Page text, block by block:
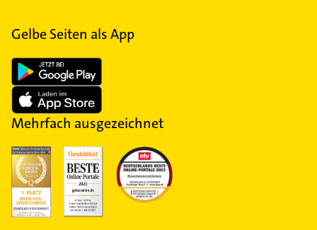
Gelbe Seiten als App
Mehrfach ausgezeichnet